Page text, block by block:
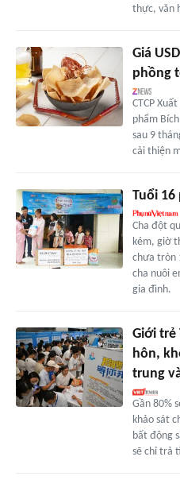
thực, văn
Giá
phồng
CTCP
phẩm
sau 9
cải thiện
Tuổi
Cha đột
kém, giờ
chưa tròn
cha nuôi
gia đình.
Giới trẻ
hôn,
trung
Gần 80%
khảo sát
bất động
sẽ chỉ trả